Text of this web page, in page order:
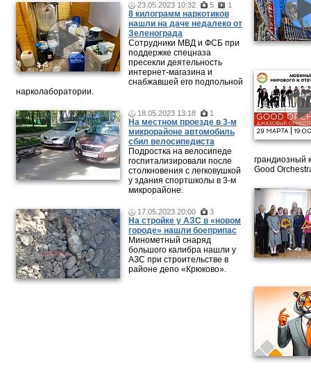
23.05.2023 10:32 5 1
8 килограмм наркотиков
нашли на даче недалеко от
Зеленограда
Сотрудники МВД и ФСБ при
поддержке спецназа
пресекли деятельность
интернет-магазина и
снабжавшей его подпольной
нарколаборатории.
18.05.2023 13:18 1
На местном проезде в 3-м
микрорайоне автомобиль
сбил велосипедиста
Подростка на велосипеде
госпитализировали после
столкновения с легковушкой
у здания спортшколы в 3-м
микрорайоне.
17.05.2023 20:00 3
На стройке у АЗС в «новом
городе» нашли боеприпас
Минометный снаряд
большого калибра нашли у
АЗС при строительстве в
районе депо «Крюково».
грандиозный
Good